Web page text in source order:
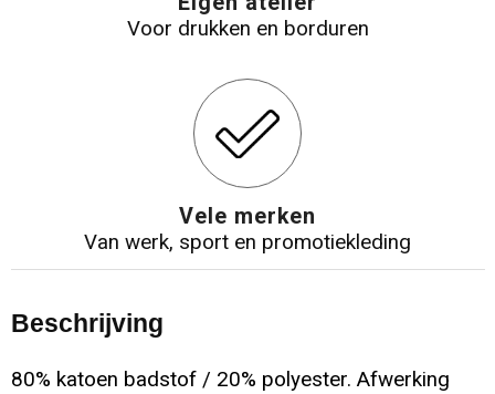
Voor drukken en borduren
Vele merken
Van werk, sport en promotiekleding
Beschrijving
80% katoen badstof / 20% polyester. Afwerking